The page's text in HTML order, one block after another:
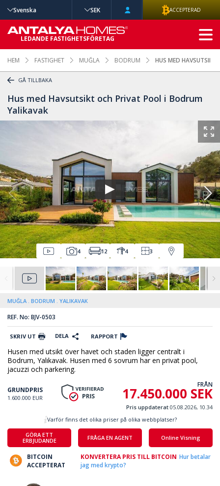
HEM FASTIGHET MUĞLA BODRUM HUS MED HAVSUTSIKT
GÅ TILLBAKA
Hus med Havsutsikt och Privat Pool i Bodrum
Yalikavak
4 12 4 3
MUĞLA BODRUM YALIKAVAK
REF. No: BJV-0503
SKRIV UT DELA RAPPORT
Husen med utsikt över havet och staden ligger centralt i
Bodrum, Yalıkavak. Husen med 6 sovrum har en privat pool,
jacuzzi och parkering.
GRUNDPRIS
1.600.000 EUR
FRÅN
17.450.000 SEK
Pris uppdaterat 05.08.2026, 10.34
GÖRA ETT
ERBJUDANDE
FRÅGA EN AGENT Online Visning
Varför finns det olika priser på olika webbplatser?
BITCOIN
ACCEPTERAT
KONVERTERA PRIS TILL BITCOIN Hur betalar
jag med krypto?
Svenska SEK ACCEPTERAD
LEDANDE FASTIGHETSFÖRETAG
AVANCERAD
SÖKNING